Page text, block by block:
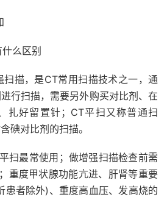
么区别
扫描，是CT常用扫描技术之一，通
行扫描，需要另外购买对比剂、在
扎好留置针；CT平扫又称普通扫
碘对比剂的扫描。
扫最常使用；做增强扫描检查前需
重度甲状腺功能亢进、肝肾等重要
患者除外)、重度高血压、发高烧的